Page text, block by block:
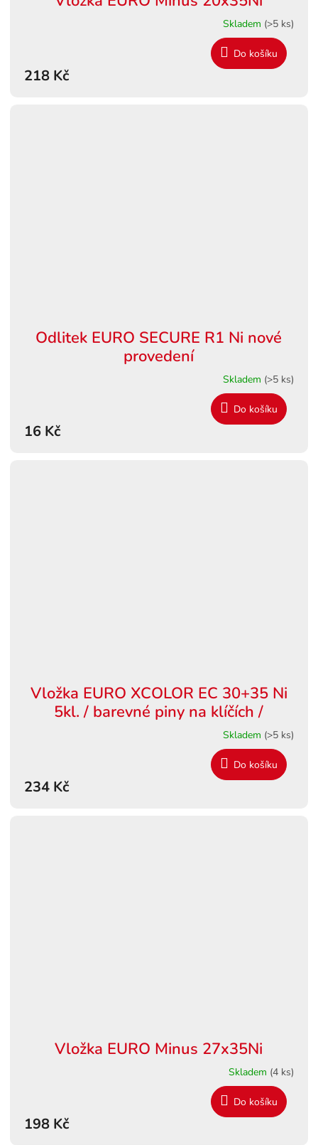
Skladem (>5 ks)
218 Kč
Do košíku
Odlitek EURO SECURE R1 Ni nové
provedení
Skladem (>5 ks)
16 Kč
Do košíku
Vložka EURO XCOLOR EC 30+35 Ni
5kl. / barevné piny na klíčích /
Skladem (>5 ks)
234 Kč
Do košíku
Vložka EURO Minus 27x35Ni
Skladem (4 ks)
198 Kč
Do košíku